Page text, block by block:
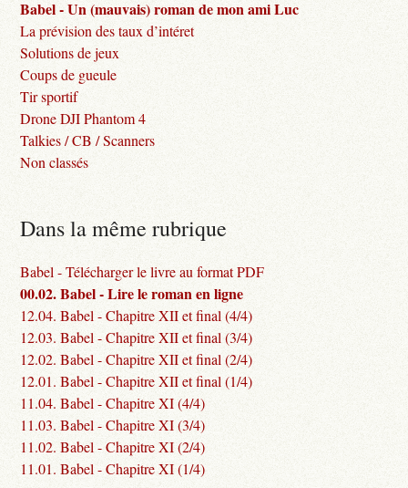
Babel - Un (mauvais) roman de mon ami Luc
La prévision des taux d’intéret
Solutions de jeux
Coups de gueule
Tir sportif
Drone DJI Phantom 4
Talkies / CB / Scanners
Non classés
Dans la même rubrique
Babel - Télécharger le livre au format PDF
00.02. Babel - Lire le roman en ligne
12.04. Babel - Chapitre XII et final (4/4)
12.03. Babel - Chapitre XII et final (3/4)
12.02. Babel - Chapitre XII et final (2/4)
12.01. Babel - Chapitre XII et final (1/4)
11.04. Babel - Chapitre XI (4/4)
11.03. Babel - Chapitre XI (3/4)
11.02. Babel - Chapitre XI (2/4)
11.01. Babel - Chapitre XI (1/4)